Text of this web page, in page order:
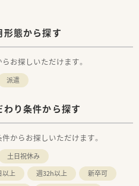
態から探す
お探しいただけます。
派遣
り条件から探す
からお探しいただけます。
土日祝休み
以上 週32h以上
新卒可